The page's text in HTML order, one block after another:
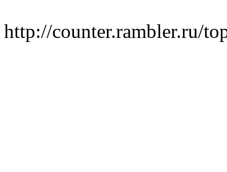
http://counter.rambler.ru/